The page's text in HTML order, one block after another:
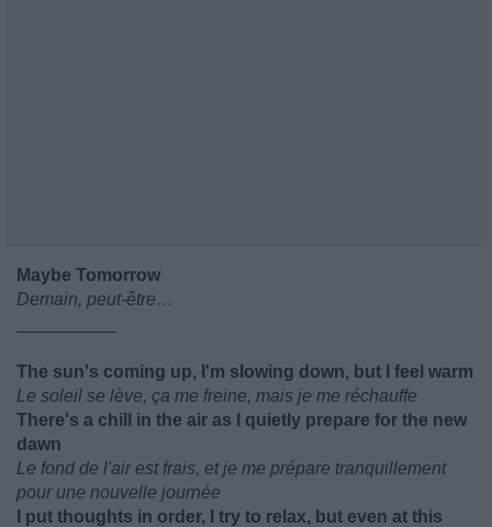
Maybe Tomorrow
Demain, peut-être…
The sun's coming up, I'm slowing down, but I feel warm
Le soleil se lève, ça me freine, mais je me réchauffe
There's a chill in the air as I quietly prepare for the new
dawn
Le fond de l'air est frais, et je me prépare tranquillement
pour une nouvelle journée
I put thoughts in order, I try to relax, but even at this